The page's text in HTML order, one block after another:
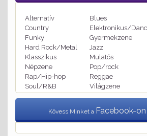
Alternatív
Blues
Country
Elektronikus/
Funky
Gyermekzene
Hard Rock/Metal
Jazz
Klasszikus
Mulatós
Népzene
Pop/rock
Rap/Hip-hop
Reggae
Soul/R&B
Világzene
Kövess Minket a Facebook-on